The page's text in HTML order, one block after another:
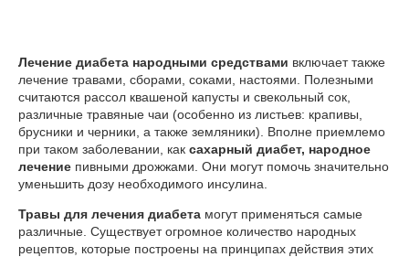
Лечение диабета народными средствами включает также
лечение травами, сборами, соками, настоями. Полезными
считаются рассол квашеной капусты и свекольный сок,
различные травяные чаи (особенно из листьев: крапивы,
брусники и черники, а также земляники). Вполне приемлемо
при таком заболевании, как сахарный диабет, народное
лечение пивными дрожжами. Они могут помочь значительно
уменьшить дозу необходимого инсулина.
Травы для лечения диабета могут применяться самые
различные. Существует огромное количество народных
рецептов, которые построены на принципах действия этих